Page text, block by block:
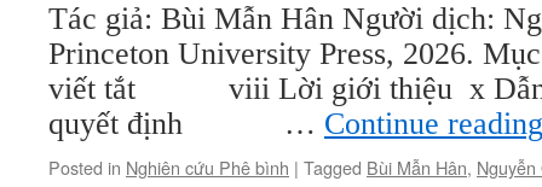
Tác giả: Bùi Mẫn Hân Người dịch:
Princeton University Press, 2026.
viết tắt viii Lời giới thiệu x
quyết định … Continue
Posted in Nghiên cứu Phê bình | Tagged Bùi Mẫn Hân,